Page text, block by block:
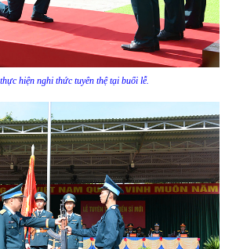
hiện nghi thức tuyên thệ tại buổi lễ.